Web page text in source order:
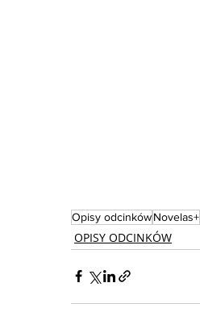
Opisy odcinkówNovelas+
OPISY ODCINKÓW